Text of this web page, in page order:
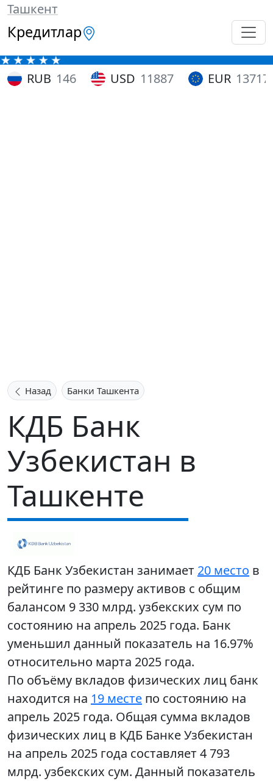
Ташкент
Кредитлар
RUB 146 USD 11887 EUR 13717
Назад Банки Ташкента
КДБ Банк
Узбекистан в
Ташкенте
КДБ Банк Узбекистан занимает 20 место в
рейтинге по размеру активов с общим
балансом 9 330 млрд. узбекских сум по
состоянию на апрель 2025 года. Банк
уменьшил данный показатель на 16.97%
относительно марта 2025 года.
По объёму вкладов физических лиц банк
находится на 19 месте по состоянию на
апрель 2025 года. Общая сумма вкладов
физических лиц в КДБ Банке Узбекистан
на апрель 2025 года составляет 4 793
млрд. узбекских сум. Данный показатель